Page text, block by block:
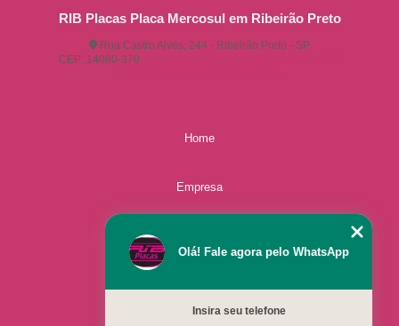
RIB Placas Placa Mercosul em Ribeirão Preto
Rua Castro Alves, 244 - Ribeirão Preto - SP
CEP: 14080-370
Home
Empresa
Olá! Fale agora pelo WhatsApp
Insira seu telefone